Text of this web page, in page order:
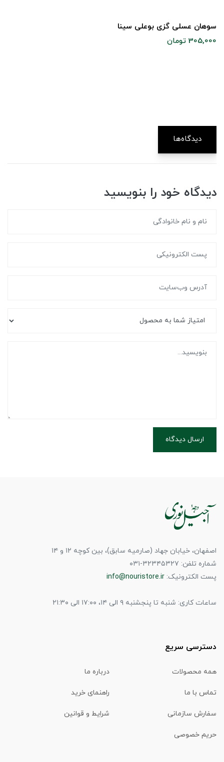
سوهان عسلی گزی بوعلی سینا
305,000 تومان
دیدگاه‌ها
دیدگاه خود را بنویسید
ارسال دیدگاه
اصفهان، خیابان جهاد (صارمیه سابق)، بین کوچه ۱۲ و ۱۴
شماره تلفن: ۳۲۳۴۵۳۲۷-۰۳۱
پست الکترونیک: info@nouristore.ir
ساعات کاری: شنبه تا پنجشنبه ۹ الی ۱۴، ۱۷:۰۰ الی ۲۱:۳۰
دسترسی سریع
همه محصولات درباره ما
تماس با ما راهنمای خرید
سفارش سازمانی شرایط و قوانین
حریم خصوصی